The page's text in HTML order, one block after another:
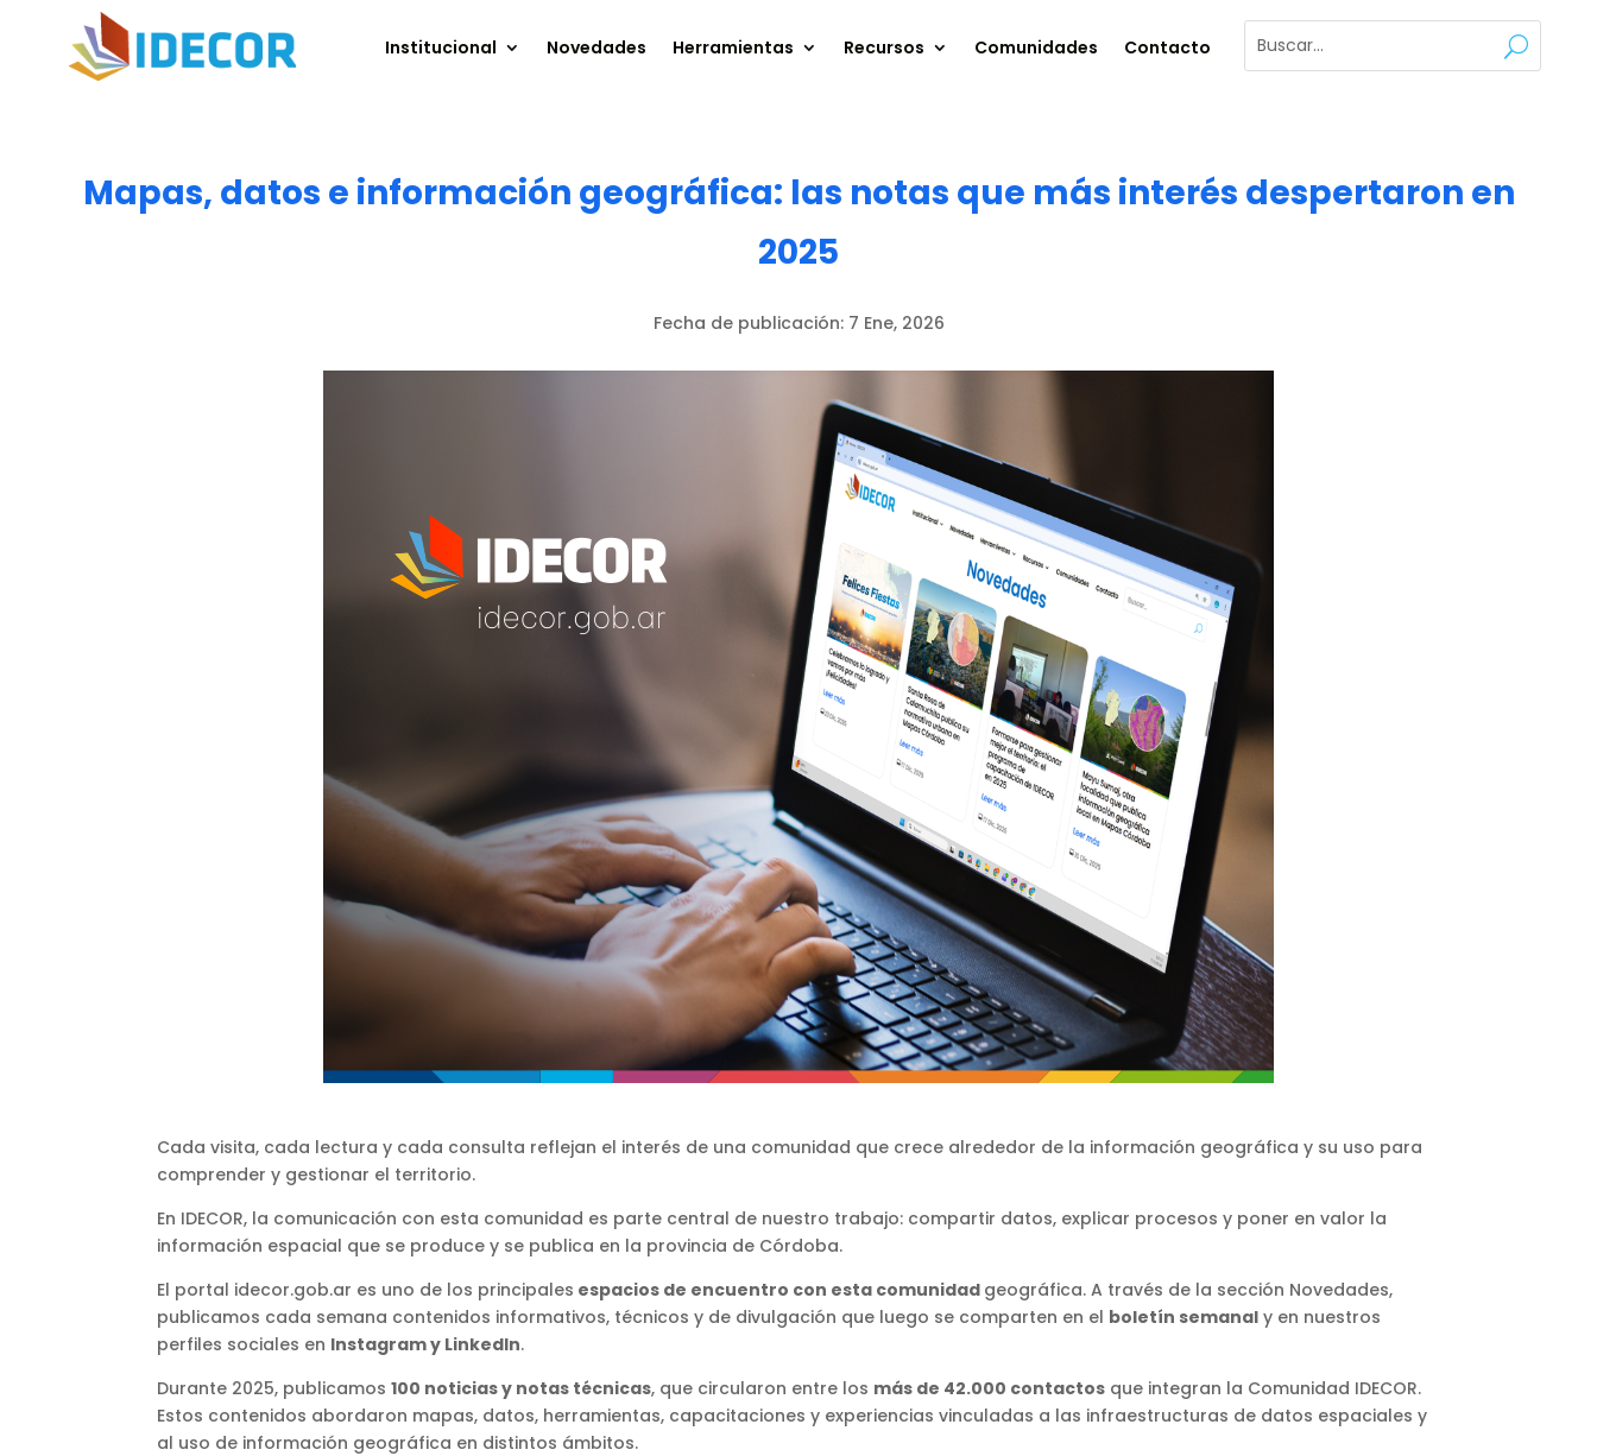
Institucional Novedades Herramientas Recursos Comunidades Contacto
Mapas, datos e información geográfica: las notas que más interés despertaron en
2025
Fecha de publicación: 7 Ene, 2026
Cada visita, cada lectura y cada consulta reflejan el interés de una comunidad que crece alrededor de la información geográfica y su uso para
comprender y gestionar el territorio.
En IDECOR, la comunicación con esta comunidad es parte central de nuestro trabajo: compartir datos, explicar procesos y poner en valor la
información espacial que se produce y se publica en la provincia de Córdoba.
El portal idecor.gob.ar es uno de los principales espacios de encuentro con esta comunidad geográfica. A través de la sección Novedades,
publicamos cada semana contenidos informativos, técnicos y de divulgación que luego se comparten en el boletín semanal y en nuestros
perfiles sociales en Instagram y LinkedIn.
Durante 2025, publicamos 100 noticias y notas técnicas, que circularon entre los más de 42.000 contactos que integran la Comunidad IDECOR.
Estos contenidos abordaron mapas, datos, herramientas, capacitaciones y experiencias vinculadas a las infraestructuras de datos espaciales y
al uso de información geográfica en distintos ámbitos.